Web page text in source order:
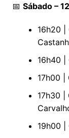
📅 Sábado –
16h20 |
16h40 |
17h00 |
17h30 |
19h00 |